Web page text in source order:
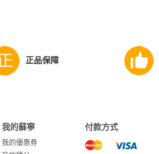
正品保障
我的蘇寧
我的優惠券
付款方式